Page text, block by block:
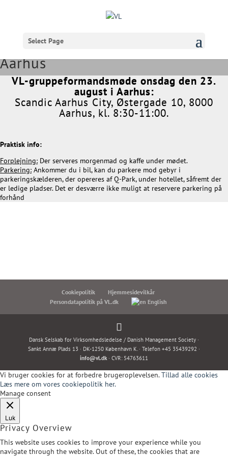
Select Page
VL-gruppeformandsmøde i
Aarhus
VL-gruppeformandsmøde onsdag den 23.
august i Aarhus:​
Scandic Aarhus City, Østergade 10, 8000
Aarhus, kl. 8:30-11:00.
Praktisk info:
Forplejning: Der serveres morgenmad og kaffe under mødet.
Parkering: Ankommer du i bil, kan du parkere mod gebyr i
parkeringskælderen, der opereres af Q-Park, under hotellet, såfremt der
er ledige pladser. Det er desværre ikke muligt at reservere parkering på
forhånd
Cookiepolitik
Hjemmesidevilkår
Persondatapolitik på VL.dk
English
Dansk Selskab for Virksomhedsledelse / Danish Management Society ·
Sankt Annæ Plads 13 · DK-1250 København K. · Telefon +45 35439292 ·
info@vl.dk· CVR: 54763611
Vi bruger cookies for at forbedre brugeroplevelsen.Tillad alle cookies
Læs mere om vores cookiepolitik her.
Manage consent
Luk
Privacy Overview
This website uses cookies to improve your experience while you
navigate through the website. Out of these, the cookies that are